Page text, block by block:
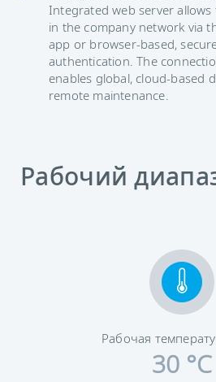
Integrated web server
in the company network via
app or browser-based,
authentication. The
enables global, cloud-based
remote maintenance.
Рабочий
Рабочая
30 °C